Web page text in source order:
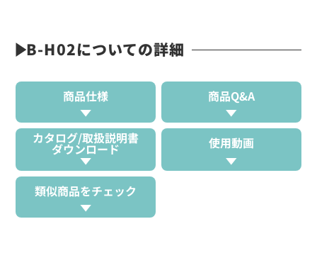
B-H02についての詳細
商品仕様 商品Q&A
カタログ/取扱説明書
ダウンロード 使用動画
類似商品をチェック